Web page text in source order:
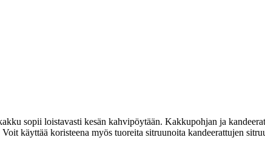
sopii loistavasti kesän kahvipöytään. Kakkupohjan ja
käyttää koristeena myös tuoreita sitruunoita kandeerattujen